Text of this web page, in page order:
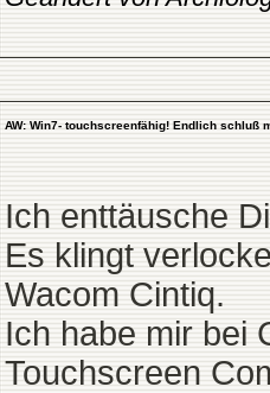
AW: Win7- touchscreenfähig! Endlich schluß
Ich enttäusche
Es klingt
Wacom Cintiq.
Ich habe mir bei
Touchscreen